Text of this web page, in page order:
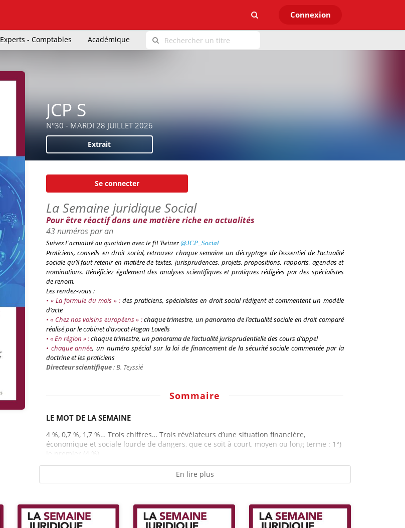
Connexion
Experts - Comptables Académique
JCP S
N°30 - MARDI 28 JUILLET 2026
Extrait
Se connecter
La Semaine juridique Social
Pour être réactif dans une matière riche en actualités
43 numéros par an
Suivez l’actualité au quotidien avec le fil Twitter @JCP_Social
Praticiens, conseils en droit social, retrouvez chaque semaine un décryptage de l’essentiel de l’actualité
sociale qu’il faut retenir en matière de textes, jurisprudences, projets, propositions, rapports, agendas et
nominations. Bénéficiez également des analyses scientifiques et pratiques rédigées par des spécialistes
de renom.
Les rendez-vous :
• « La formule du mois » :des praticiens, spécialistes en droit social rédigent et commentent un modèle
d’acte
• « Chez nos voisins européens » :chaque trimestre, un panorama de l’actualité sociale en droit comparé
réalisé par le cabinet d’avocatHogan Lovells
• « En région » :chaque trimestre, un panorama de l’actualité jurisprudentielle des cours d’appel
• chaqueannée, un numéro spécial sur la loi de financement de la sécurité sociale commentée par la
doctrine et les praticiens
Directeur scientifique: B. Teyssié
Sommaire
LE MOT DE LA SEMAINE
4 %, 0,7 %, 1,7 %… Trois chiffres… Trois révélateurs d’une situation financière,
économique et sociale lourde de dangers, que ce soit à court, moyen ou long terme : 1°)
le premier (4 %)...
En lire plus